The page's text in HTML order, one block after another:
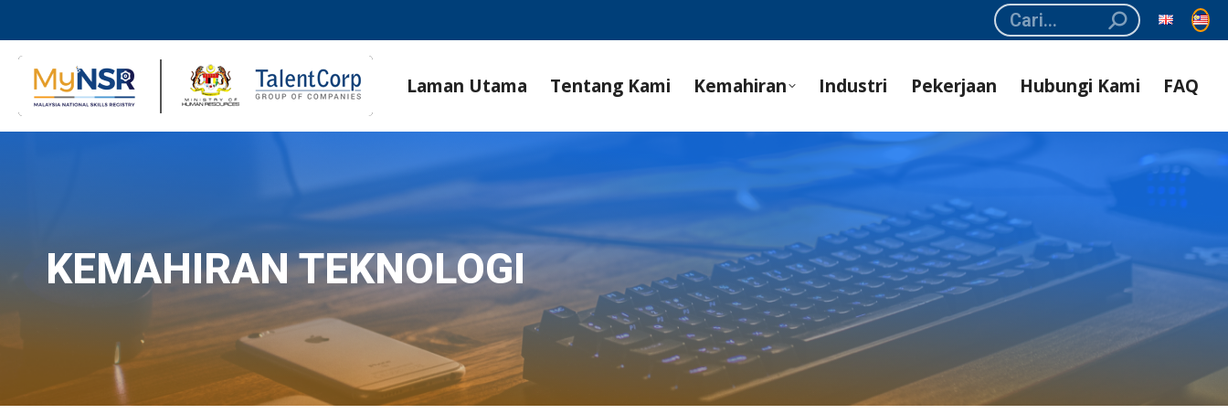
Search:
Laman Utama Tentang Kami Kemahiran Industri Pekerjaan Hubungi Kami FAQ
KEMAHIRAN TEKNOLOGI